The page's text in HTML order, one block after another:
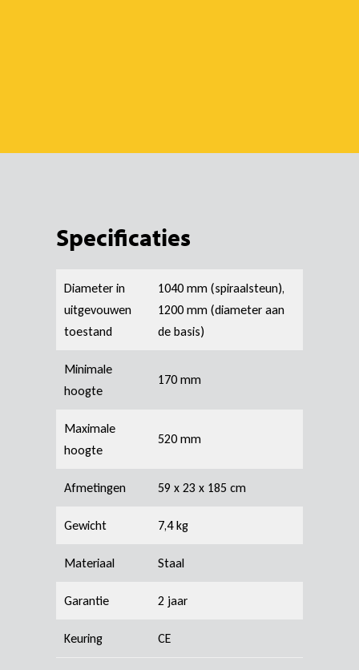
Specificaties
Diameter in
uitgevouwen
toestand
1040 mm (spiraalsteun),
1200 mm (diameter aan
de basis)
Minimale
hoogte
170 mm
Maximale
hoogte
520 mm
Afmetingen 59 x 23 x 185 cm
Gewicht 7,4 kg
Materiaal Staal
Garantie 2 jaar
Keuring CE